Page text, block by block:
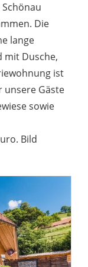
Die
lange
mit Dusche,
ist
unsere Gäste
sowie
Bild